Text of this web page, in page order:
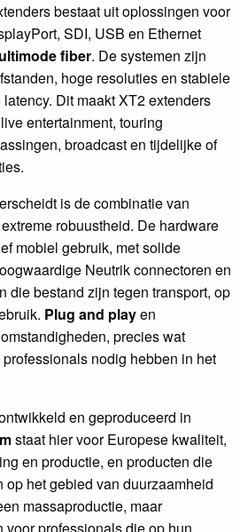
bestaat uit oplossingen voor
SDI, USB en Ethernet
fiber. De systemen zijn
hoge resoluties en stabiele
Dit maakt XT2 extenders
entertainment, touring
broadcast en tijdelijke of
is de combinatie van
robuustheid. De hardware
mobiel gebruik, met solide
Neutrik connectoren en
die bestand zijn tegen transport, op
Plug and playen
precies wat
nodig hebben in het
en geproduceerd in
staat hier voor Europese kwaliteit,
en productie, en producten die
het gebied van duurzaamheid
massaproductie, maar